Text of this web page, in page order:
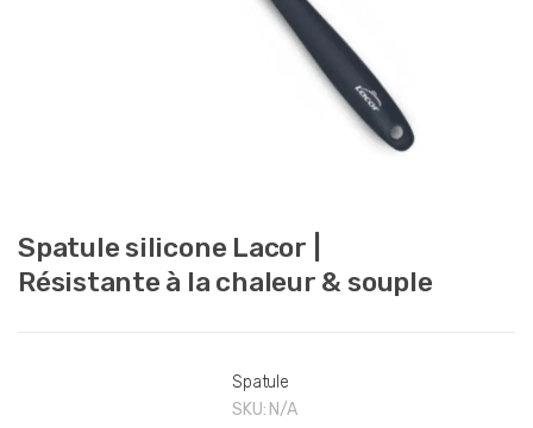
Spatule silicone Lacor |
Résistante à la chaleur & souple
Spatule
SKU: N/A